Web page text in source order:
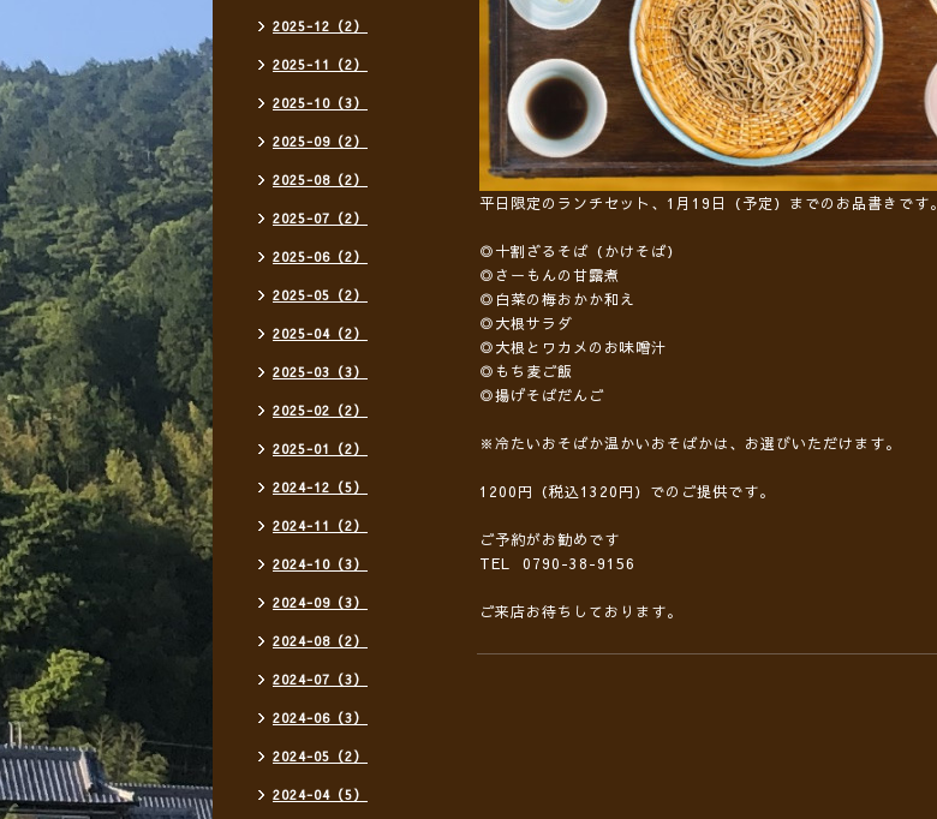
平日限定のランチセット、1月19日（予定）までのお品書きです。
◎十割ざるそば（かけそば）
◎さーもんの甘露煮
◎白菜の梅おかか和え
◎大根サラダ
◎大根とワカメのお味噌汁
◎もち麦ご飯
◎揚げそばだんご
※冷たいおそばか温かいおそばかは、お選びいただけます。
1200円（税込1320円）でのご提供です。
ご予約がお勧めです
TEL 0790-38-9156
ご来店お待ちしております。
2025-12（2）
2025-11（2）
2025-10（3）
2025-09（2）
2025-08（2）
2025-07（2）
2025-06（2）
2025-05（2）
2025-04（2）
2025-03（3）
2025-02（2）
2025-01（2）
2024-12（5）
2024-11（2）
2024-10（3）
2024-09（3）
2024-08（2）
2024-07（3）
2024-06（3）
2024-05（2）
2024-04（5）